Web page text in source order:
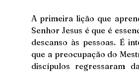
A primeira lição que
Senhor Jesus é que é
descanso às pessoas. É
que a preocupação do
discípulos regressaram